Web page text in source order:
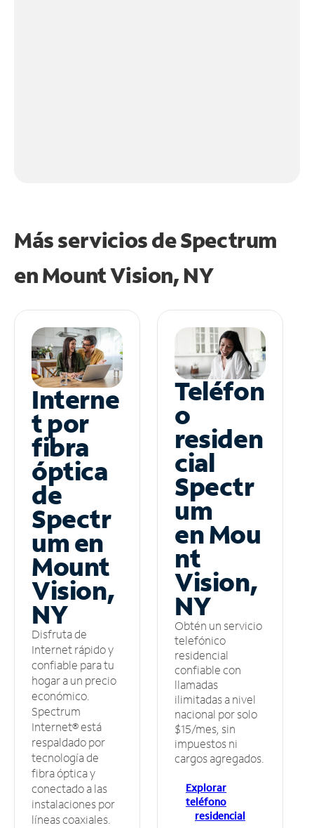
Más servicios de Spectrum
enMount Vision, NY
Interne
t por
fibra
óptica
de
Spectr
um en
Mount
Vision,
NY
Disfruta de
Internet rápido y
confiable para tu
hogar a un precio
económico.
Spectrum
Internet® está
respaldado por
tecnología de
fibra óptica y
conectado a las
instalaciones por
líneas coaxiales.
Teléfon
o
residen
cial
Spectr
um
en Mou
nt
Vision,
NY
Obtén un servicio
telefónico
residencial
confiable con
llamadas
ilimitadas a nivel
nacional por solo
$15/mes, sin
impuestos ni
cargos agregados.
Explorar
teléfono
residencial